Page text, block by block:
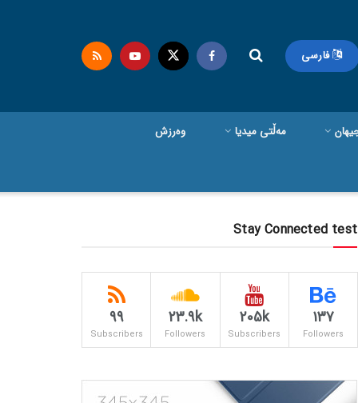
فارسی
مەڵتی میدیا وەرزش
Stay Connected test
137
Followers
205k
Subscribers
23.9k
Followers
99
Subscribers